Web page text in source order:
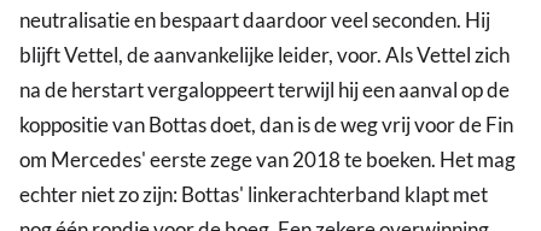
neutralisatie en bespaart daardoor veel seconden. Hij
blijft Vettel, de aanvankelijke leider, voor. Als Vettel zich
na de herstart vergaloppeert terwijl hij een aanval op de
koppositie van Bottas doet, dan is de weg vrij voor de Fin
om Mercedes' eerste zege van 2018 te boeken. Het mag
echter niet zo zijn: Bottas' linkerachterband klapt met